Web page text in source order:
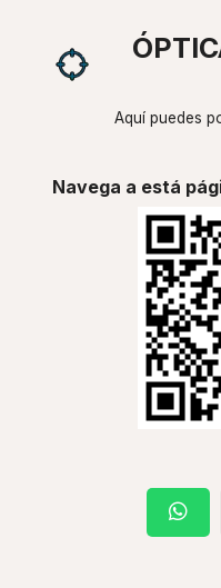
Aquí puedes
Navega a está